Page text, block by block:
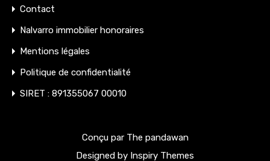
Contact
Nalvarro immobilier honoraires
Mentions légales
Politique de confidentialité
SIRET : 891355067 00010
Conçu par The pandawan
Designed by Inspiry Themes